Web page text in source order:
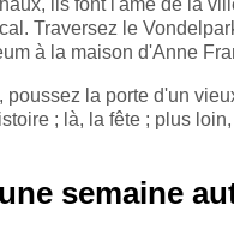
Traversez le
à la maison d'Anne
la porte d'un
; là, la fête ; plus
semaine